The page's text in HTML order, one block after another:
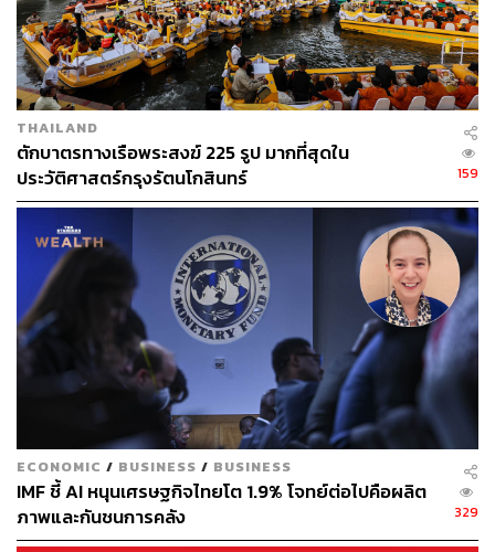
คุณหญิงสุดารัตน์กล่าวอีกว่า ในส่วนของการฟื้นคืนความ
เชื่อมั่นของประชาชนต่อกรณีวัคซีนที่มีข่าวเกิดปัญหานั้น
ประการที่ 1 วัคซีน Sinovac ที่ได้ฉีดไปกับบุคลากรทางการ
แพทย์และประชาชน 2 จังหวัดไปแล้ว ซึ่งต่อมาพบว่าเกิด
ปัญหาขึ้นรัฐบาลต้องเร่งสืบหาว่ามันเกิดอะไรขึ้นถึงเกิดผล
ข้างเคียงดังกล่าว แล้วระงับการฉีดล็อตนั้นๆ และให้ Sinovac
ส่งล็อตใหม่มา อย่าไปดันทุรังฉีด แล้วประชาชนจะมีความ
มั่นใจ ซึ่งตอนนี้เรายังไม่ได้ยินประกาศนี้เลย
ประการที่ 2 การเลือกวัคซีน ที่ดันไปเลือกตัวที่มีปัญหาเพียง 2
ตัว ทั้งที่ทั่วโลกมีเป็นสิบยี่ห้อ ดังนั้นก็ต้องรีบซื้ออีก 4 ยี่ห้อ ยี่ห้อ
ละ 10 ล้านโดส เพราะ 60 ล้านโดสเดิมคงยกเลิกไม่ได้แล้ว
ทั้งนี้อีก 40 ล้านโดสก็ต้องเร่งให้ได้ และเมื่อรวมทั้งหมดแล้วก็
ต้องเร่งให้มาให้ทัน เพื่อให้ฉีดได้เดือนละ 15 ล้านโดส เพื่อจบ
ภายในปีนี้ โดยเมื่อได้มาก็ไม่ใช่การไปเก็บไว้ฉีดให้กับคนที่มี
เส้นสาย แต่ต้องบริหารจัดการเพื่อให้นำอีก 40 ล้านโดสนี้มา
เป็นตัวเลือกฉีดให้กับคนที่มีภาวะสุขภาพแตกต่างกัน บางคน
อาจเสี่ยงที่จะเกิดลิ่มเลือดสูงก็ไปฉีดตัวอื่น ถ้ามีปัจจัยเสี่ยงน้อย
ก็ฉีด AstraZeneca ตัวหลักของเรา
นอกจากนี้การต้องเร่งฉีดให้จบภายในสิ้นปีก็เพราะ
THAILAND
ตักบาตรทางเรือพระสงฆ์ 225 รูป มากที่สุดใน
ประวัติศาสตร์กรุงรัตนโกสินทร์
159
ECONOMIC / BUSINESS / BUSINESS
IMF ชี้ AI หนุนเศรษฐกิจไทยโต 1.9% โจทย์ต่อไปคือผลิต
ภาพและกันชนการคลัง
329